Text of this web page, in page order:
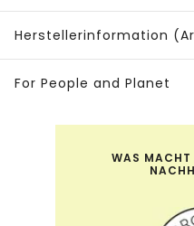
Herstellerinformation
For People and Planet
WAS MACHT